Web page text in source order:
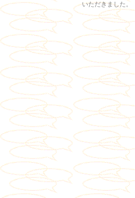
いただきました。